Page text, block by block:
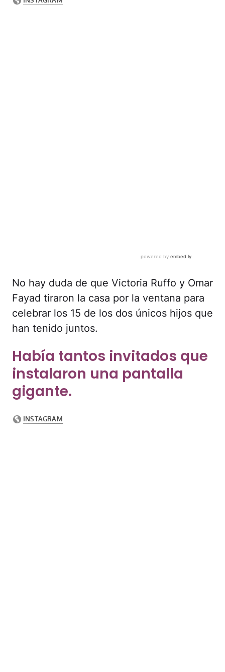
No hay duda de que Victoria Ruffo y Omar
Fayad tiraron la casa por la ventana para
celebrar los 15 de los dos únicos hijos que
han tenido juntos.
Había tantos invitados que
instalaron una pantalla
gigante.